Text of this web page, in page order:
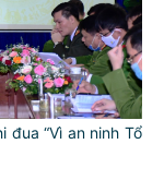
đua “Vì an ninh Tổ